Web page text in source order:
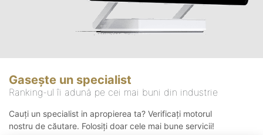
Gasește un specialist
Ranking-ul îi adună pe cei mai buni din industrie
Cauți un specialist in apropierea ta? Verificați motorul
nostru de căutare. Folosiți doar cele mai bune servicii!